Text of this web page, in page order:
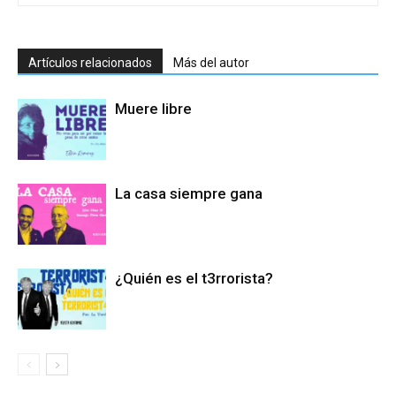
Artículos relacionados Más del autor
Muere libre
La casa siempre gana
¿Quién es el t3rrorista?